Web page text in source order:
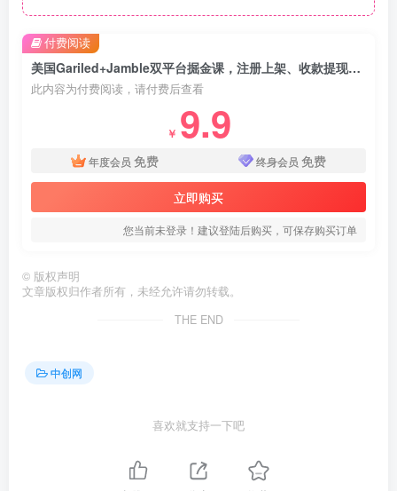
美国Gariled+Jamble双平台掘金课，注册上架、收款提现、全流程实操，快速入局
此内容为付费阅读，请付费后查看
￥ 9.9
年度会员 免费 终身会员 免费
立即购买
您当前未登录！建议登陆后购买，可保存购买订单
付费阅读
© 版权声明
文章版权归作者所有，未经允许请勿转载。
THE END
中创网
喜欢就支持一下吧